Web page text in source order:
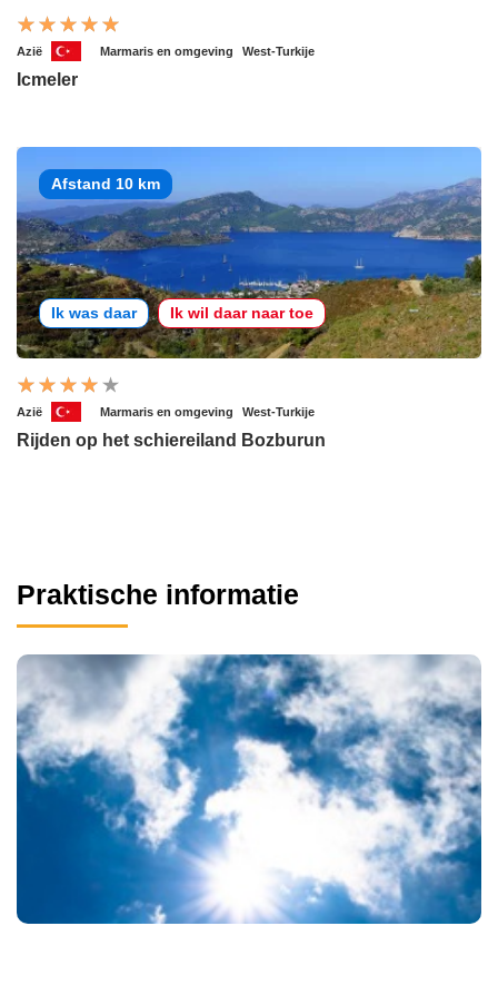
Azië Marmaris en omgeving West-Turkije
Icmeler
Afstand 10 km
Ik was daar Ik wil daar naar toe
Azië Marmaris en omgeving West-Turkije
Rijden op het schiereiland Bozburun
Praktische informatie